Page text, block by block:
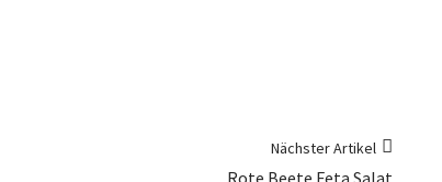
Nächster Artikel
Rote Beete Feta Salat